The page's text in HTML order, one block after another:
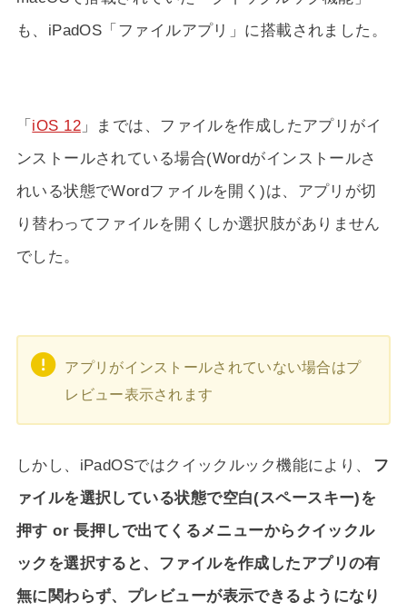
も、iPadOS「ファイルアプリ」に搭載されました。
「iOS 12」までは、ファイルを作成したアプリがイ
ンストールされている場合(Wordがインストールさ
れいる状態でWordファイルを開く)は、アプリが切
り替わってファイルを開くしか選択肢がありません
でした。
アプリがインストールされていない場合はプ
レビュー表示されます
しかし、iPadOSではクイックルック機能により、
フ
ァイルを選択している状態で空白(スペースキー)を
押す or 長押しで出てくるメニューからクイックル
ックを選択すると、ファイルを作成したアプリの有
無に関わらず、プレビューが表示できるようになり